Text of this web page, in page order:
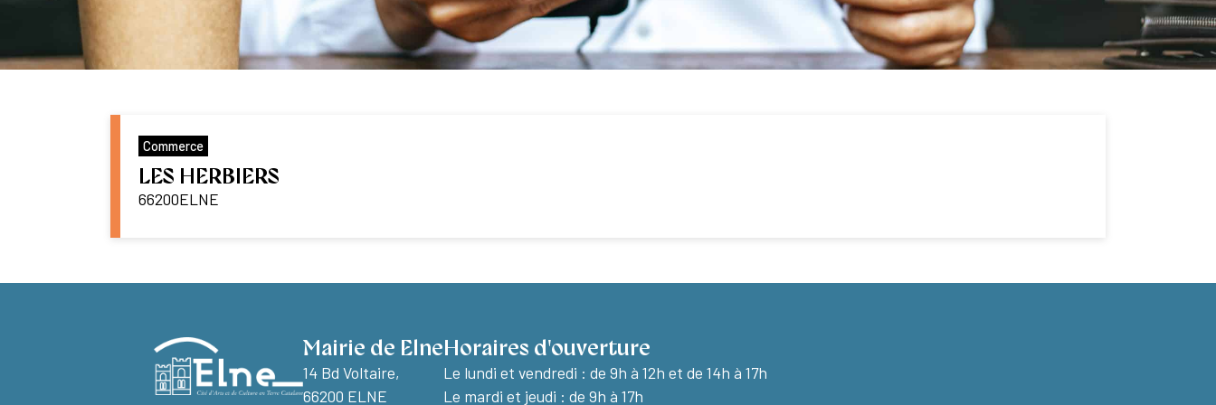
Commerce
LES HERBIERS
66200ELNE
Mairie de Elne
14 Bd Voltaire,
66200 ELNE
Horaires d'ouverture
Le lundi et vendredi : de 9h à 12h et de 14h à 17h
Le mardi et jeudi : de 9h à 17h